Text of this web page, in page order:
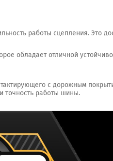
работы сцепления. Это
обладает отличной
с дорожным
точность работы шины.